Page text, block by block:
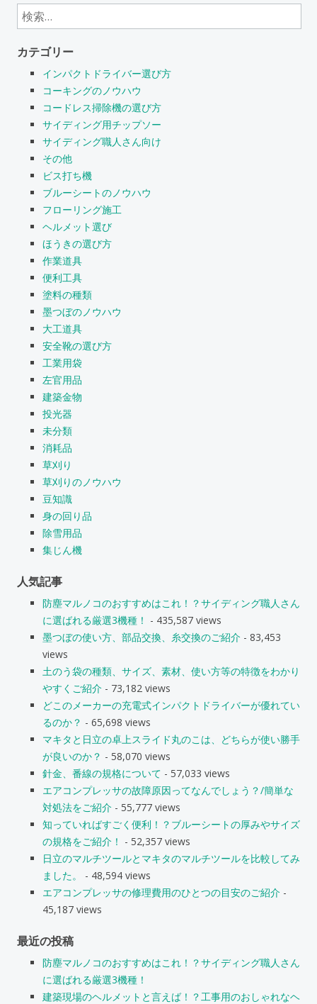
検
索:
カテゴリー
インパクトドライバー選び方
コーキングのノウハウ
コードレス掃除機の選び方
サイディング用チップソー
サイディング職人さん向け
その他
ビス打ち機
ブルーシートのノウハウ
フローリング施工
ヘルメット選び
ほうきの選び方
作業道具
便利工具
塗料の種類
墨つぼのノウハウ
大工道具
安全靴の選び方
工業用袋
左官用品
建築金物
投光器
未分類
消耗品
草刈り
草刈りのノウハウ
豆知識
身の回り品
除雪用品
集じん機
人気記事
防塵マルノコのおすすめはこれ！？サイディング職人さん
に選ばれる厳選3機種！ - 435,587 views
墨つぼの使い方、部品交換、糸交換のご紹介 - 83,453
views
土のう袋の種類、サイズ、素材、使い方等の特徴をわかり
やすくご紹介 - 73,182 views
どこのメーカーの充電式インパクトドライバーが優れてい
るのか？ - 65,698 views
マキタと日立の卓上スライド丸のこは、どちらが使い勝手
が良いのか？ - 58,070 views
針金、番線の規格について - 57,033 views
エアコンプレッサの故障原因ってなんでしょう？/簡単な
対処法をご紹介 - 55,777 views
知っていればすごく便利！？ブルーシートの厚みやサイズ
の規格をご紹介！ - 52,357 views
日立のマルチツールとマキタのマルチツールを比較してみ
ました。
- 48,594 views
エアコンプレッサの修理費用のひとつの目安のご紹介 -
45,187 views
最近の投稿
防塵マルノコのおすすめはこれ！？サイディング職人さん
に選ばれる厳選3機種！
建築現場のヘルメットと言えば！？工事用のおしゃれなヘ